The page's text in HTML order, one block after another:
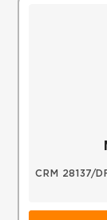
CRM 28137/